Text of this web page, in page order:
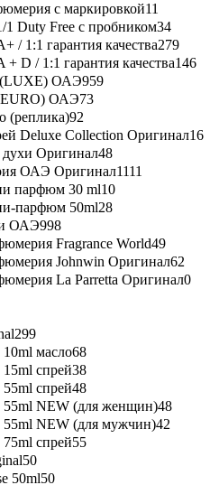
с маркировкой11
Duty Free с пробником34
1:1 гарантия качества279
D / 1:1 гарантия качества146
ОАЭ959
ОАЭ73
(реплика)92
Deluxe Collection Оригинал16
духи Оригинал48
ОАЭ Оригинал1111
парфюм 30 ml10
парфюм 50ml28
ОАЭ998
Fragrance World49
Johnwin Оригинал62
La Parretta Оригинал0
299
10ml масло68
спрей38
спрей48
55ml NEW (для женщин)48
55ml NEW (для мужчин)42
спрей55
50
50ml50